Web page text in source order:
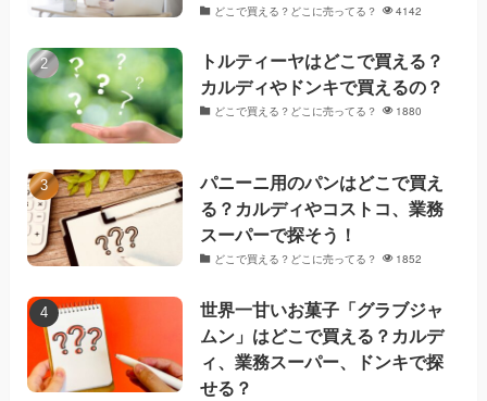
どこで買える？どこに売ってる？ 4142
トルティーヤはどこで買える？
カルディやドンキで買えるの？
どこで買える？どこに売ってる？ 1880
パニーニ用のパンはどこで買え
る？カルディやコストコ、業務
スーパーで探そう！
どこで買える？どこに売ってる？ 1852
世界一甘いお菓子「グラブジャ
ムン」はどこで買える？カルデ
ィ、業務スーパー、ドンキで探
せる？